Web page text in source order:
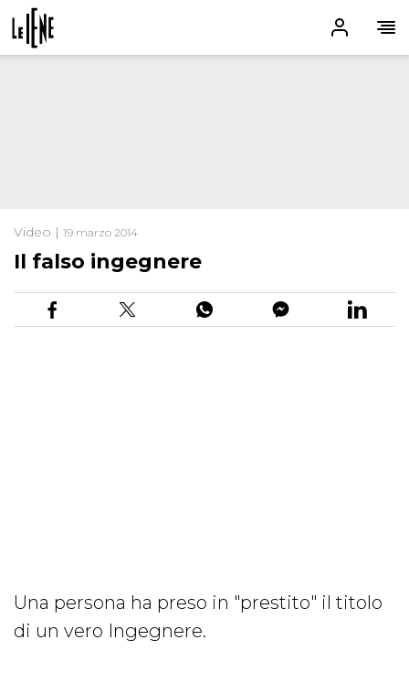
Video | 19 marzo 2014
Il falso ingegnere
Una persona ha preso in "prestito" il titolo
di un vero Ingegnere.